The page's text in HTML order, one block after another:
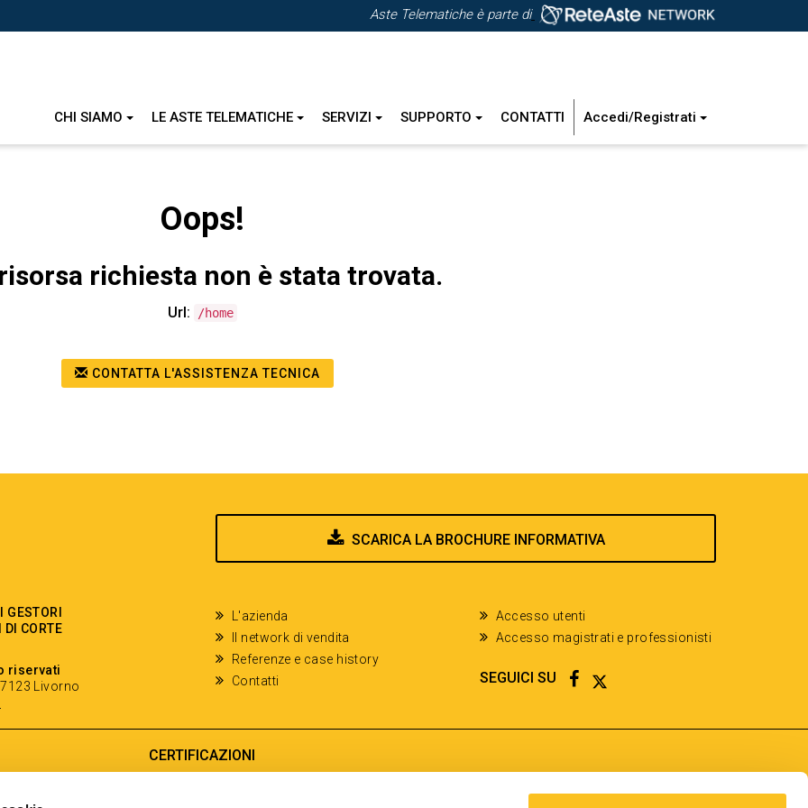
Aste Telematiche è parte di
CHI SIAMO LE ASTE TELEMATICHE SERVIZI SUPPORTO CONTATTI Accedi/Registrati
Oops!
richiesta non è stata trovata.
Url: /home
CONTATTA L'ASSISTENZA TECNICA
SCARICA LA BROCHURE INFORMATIVA
DI CORTE
riservati
Livorno
L'azienda
Il network di vendita
Referenze e case history
Contatti
Accesso utenti
Accesso magistrati e professionisti
SEGUICI SU FACEBOOK
TWITTER
CERTIFICAZIONI